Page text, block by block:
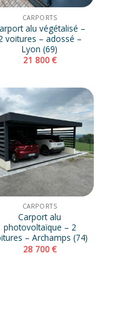
CARPORTS
alu végétalisé –
voitures – adossé –
Lyon (69)
21 800€
CARPORTS
Carport alu
photovoltaïque – 2
– Archamps (74)
28 700€